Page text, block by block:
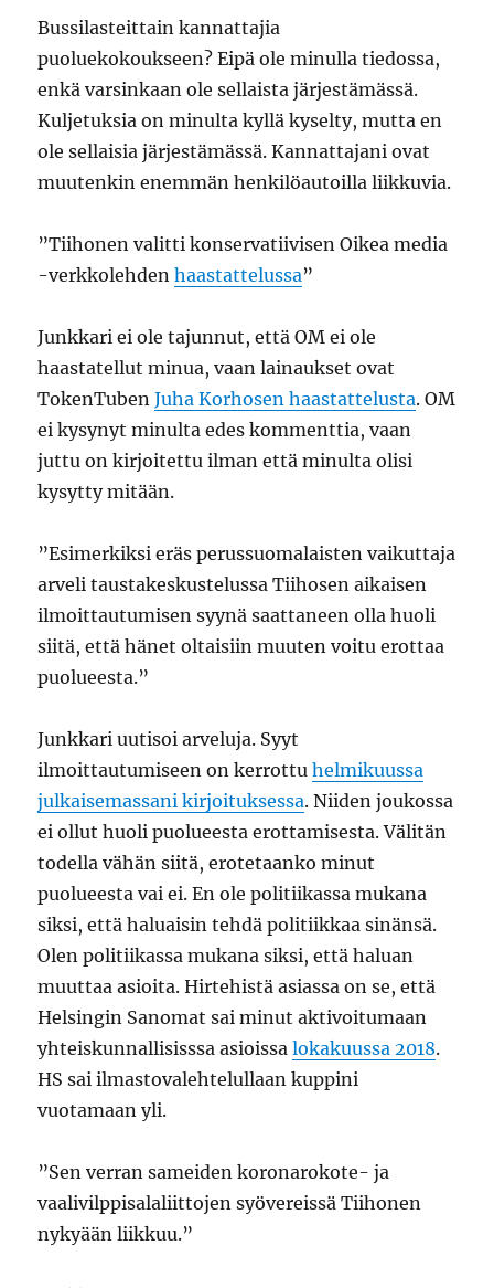
Bussilasteittain kannattajia
puoluekokoukseen? Eipä ole minulla tiedossa,
enkä varsinkaan ole sellaista järjestämässä.
Kuljetuksia on minulta kyllä kyselty, mutta en
ole sellaisia järjestämässä. Kannattajani ovat
muutenkin enemmän henkilöautoilla liikkuvia.
”Tiihonen valitti konservatiivisen Oikea media
-verkkolehdenhaastattelussa”
Junkkari ei ole tajunnut, että OM ei ole
haastatellut minua, vaan lainaukset ovat
TokenTubenJuha Korhosen haastattelusta. OM
ei kysynyt minulta edes kommenttia, vaan
juttu on kirjoitettu ilman että minulta olisi
kysytty mitään.
”Esimerkiksi eräs perussuomalaisten vaikuttaja
arveli taustakeskustelussa Tiihosen aikaisen
ilmoittautumisen syynä saattaneen olla huoli
siitä, että hänet oltaisiin muuten voitu erottaa
puolueesta.”
Junkkari uutisoi arveluja. Syyt
ilmoittautumiseen on kerrottuhelmikuussa
julkaisemassani kirjoituksessa. Niiden joukossa
ei ollut huoli puolueesta erottamisesta. Välitän
todella vähän siitä, erotetaanko minut
puolueesta vai ei. En ole politiikassa mukana
siksi, että haluaisin tehdä politiikkaa sinänsä.
Olen politiikassa mukana siksi, että haluan
muuttaa asioita. Hirtehistä asiassa on se, että
Helsingin Sanomat sai minut aktivoitumaan
yhteiskunnallisisssa asioissalokakuussa 2018.
HS sai ilmastovalehtelullaan kuppini
vuotamaan yli.
”Sen verran sameiden koronarokote- ja
vaalivilppisalaliittojen syövereissä Tiihonen
nykyään liikkuu.”